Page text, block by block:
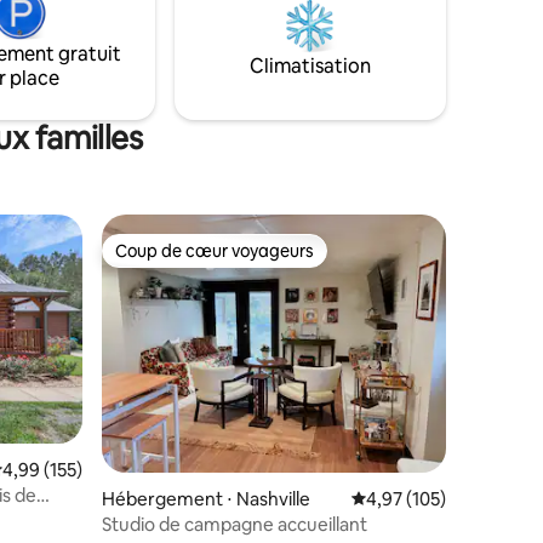
gratuit
place
Climatisation
familles
appréciés
moyenne sur la base de 155 commentaires : 4,99 sur 5
4,99 (155)
de
Coup de cœur voyageurs
Coup de cœur voyageurs
Hébergement ⋅ Nashville Évaluation moyenne
4,97 (105)
Studio de campagne accueillant